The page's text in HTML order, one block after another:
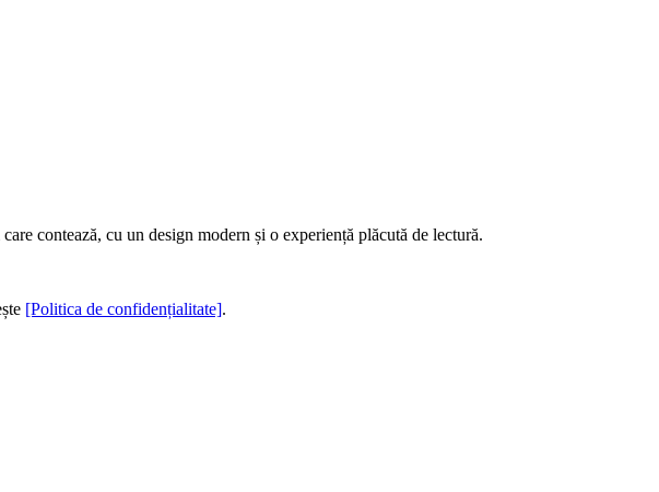
contează, cu un design modern și o experiență plăcută de lectură.
[Politica de confidențialitate].